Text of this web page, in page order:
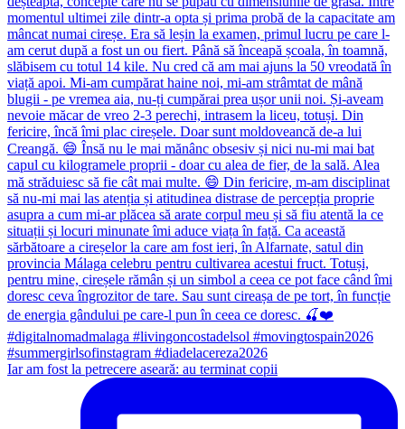
Iar am fost la petrecere aseară: au terminat copii